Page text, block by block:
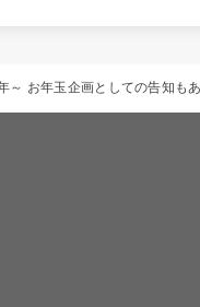
～ お年玉企画としての告知も